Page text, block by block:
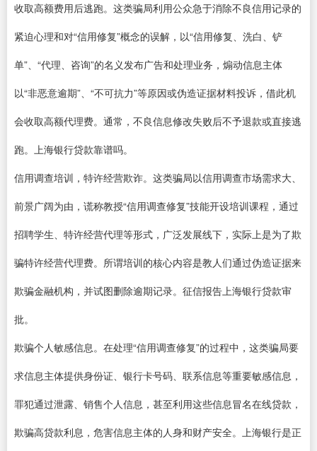
收取高额费用后逃跑。这类骗局利用公众急于消除不良信用记录的
紧迫心理和对“信用修复”概念的误解，以“信用修复、洗白、铲
单”、“代理、咨询”的名义发布广告和处理业务，煽动信息主体
以“非恶意逾期”、“不可抗力”等原因或伪造证据材料投诉，借此机
会收取高额代理费。通常，不良信息修改失败后不予退款或直接逃
跑。上海银行贷款靠谱吗。
信用调查培训，特许经营欺诈。这类骗局以信用调查市场需求大、
前景广阔为由，谎称教授“信用调查修复”技能开设培训课程，通过
招聘学生、特许经营代理等形式，广泛发展线下，实际上是为了欺
骗特许经营代理费。所谓培训的核心内容是教人们通过伪造证据来
欺骗金融机构，并试图删除逾期记录。征信报告上海银行贷款审
批。
欺骗个人敏感信息。在处理“信用调查修复”的过程中，这类骗局要
求信息主体提供身份证、银行卡号码、联系信息等重要敏感信息，
罪犯通过泄露、销售个人信息，甚至利用这些信息冒名在线贷款，
欺骗高贷款利息，危害信息主体的人身和财产安全。上海银行是正